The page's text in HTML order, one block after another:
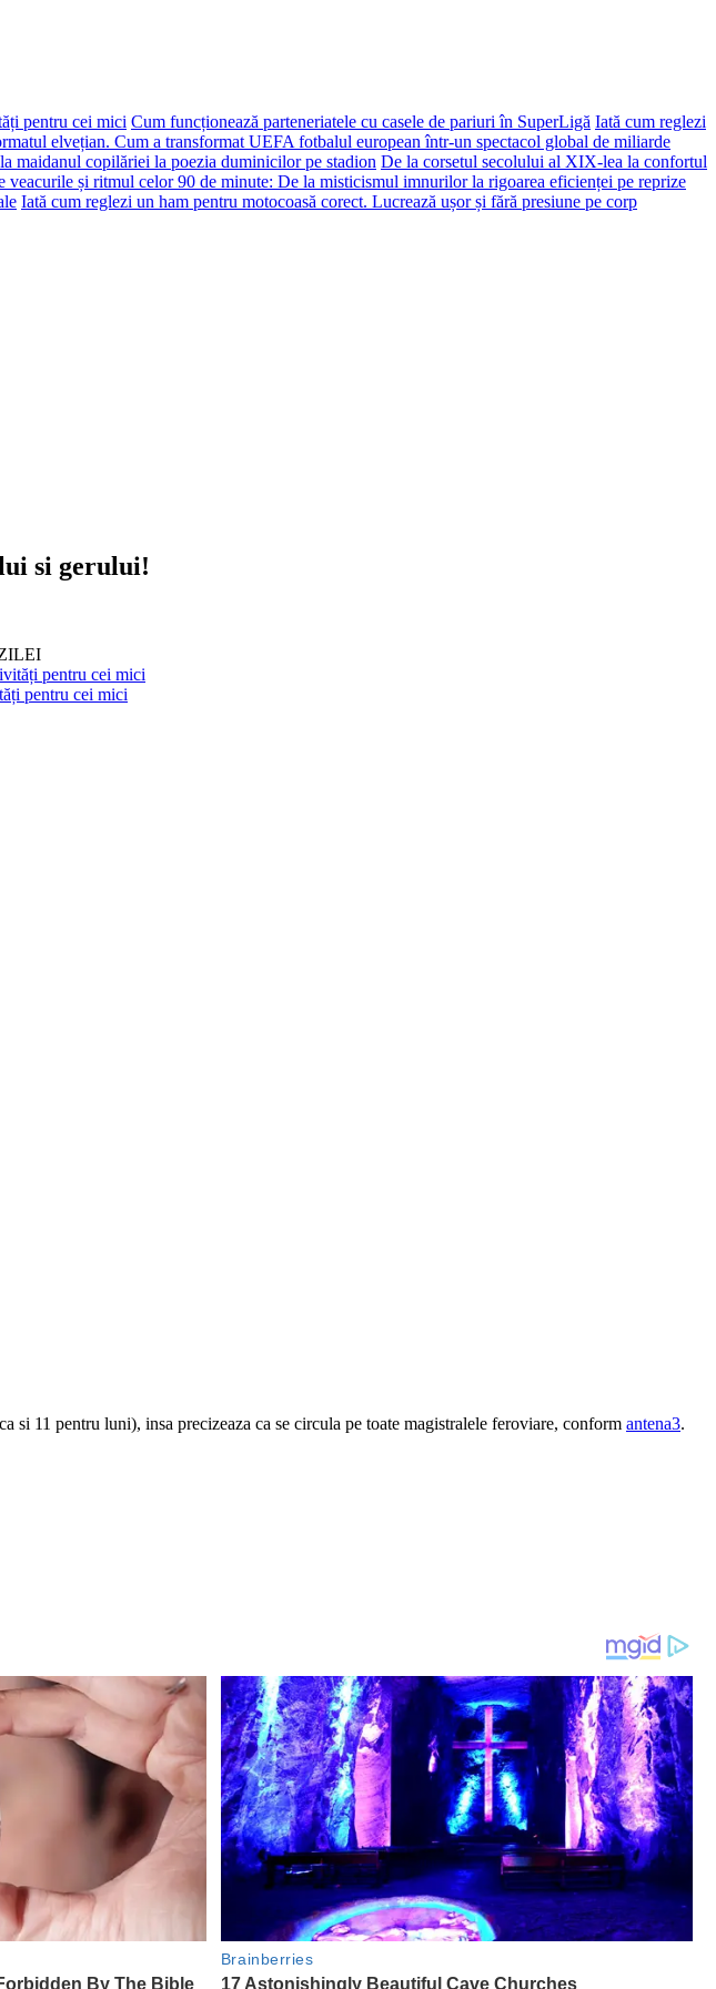
pentru cei mici Cum funcționează parteneriatele cu casele de pariuri în SuperLigă Iată cum reglezi
elvețian. Cum a transformat UEFA fotbalul european într-un spectacol global de miliarde
maidanul copilăriei la poezia duminicilor pe stadion De la corsetul secolului al XIX-lea la confortul
veacurile și ritmul celor 90 de minute: De la misticismul imnurilor la rigoarea eficienței pe reprize
Iată cum reglezi un ham pentru motocoasă corect. Lucrează ușor și fără presiune pe corp
si gerului!
pentru cei mici
si 11 pentru luni), insa precizeaza ca se circula pe toate magistralele feroviare, conform antena3.